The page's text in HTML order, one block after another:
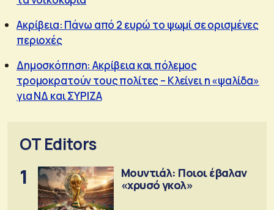
Ακρίβεια: Πάνω από 2 ευρώ το ψωμί σε ορισμένες
περιοχές
Δημοσκόπηση: Ακρίβεια και πόλεμος
τρομοκρατούν τους πολίτες – Κλείνει η «ψαλίδα»
για ΝΔ και ΣΥΡΙΖΑ
OT Editors
1
Μουντιάλ: Ποιοι έβαλαν
«χρυσό γκολ»